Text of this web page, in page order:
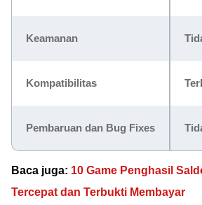
Keamanan
Kompatibilitas
Pembaruan dan Bug Fixes
Baca juga: 10 Game Penghasil
Tercepat dan Terbukti Membayar